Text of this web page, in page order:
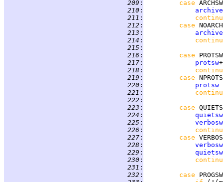
209 : case ARCHSW
210 :
211 :
212 : case NOARCH
213 :
214 :
215 :
216 : case PROTSW
217 :
protsw
218 :
219 : case
220 : protsw
221 :
222 :
223 : case
224 :
quietsw
225 :
verbosw
226 :
227 : case
228 :
verbosw
229 :
quietsw
230 :
231 :
232 : case PROGSW